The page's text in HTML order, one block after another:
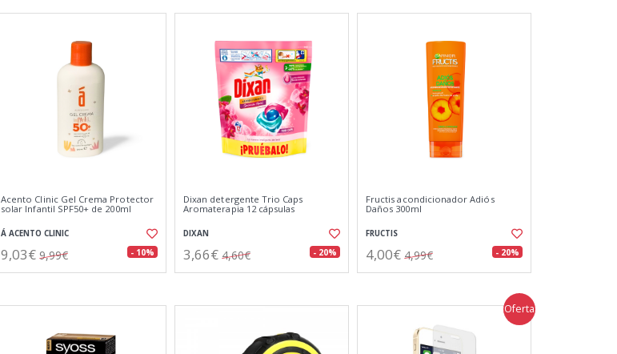
Acento Clinic Gel Crema Protector
solar Infantil SPF50+ de 200ml
Á ACENTO CLINIC
9,03€ 9,99€ - 10%
Dixan detergente Trio Caps
Aromaterapia 12 cápsulas
DIXAN
3,66€ 4,60€ - 20%
Fructis acondicionador Adiós
Daños 300ml
FRUCTIS
4,00€ 4,99€ - 20%
Oferta